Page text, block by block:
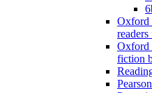
Oxford
Oxford
fiction